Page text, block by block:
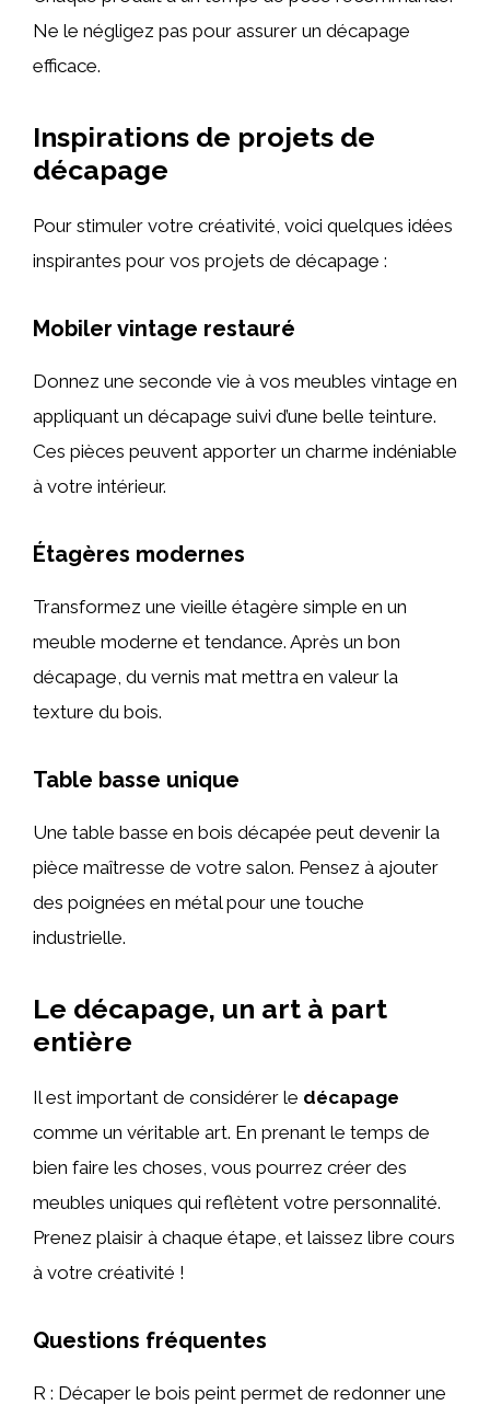
Ne le négligez pas pour assurer un décapage
efficace.
Inspirations de projets de
décapage
Pour stimuler votre créativité, voici quelques idées
inspirantes pour vos projets de décapage :
Mobiler vintage restauré
Donnez une seconde vie à vos meubles vintage en
appliquant un décapage suivi d’une belle teinture.
Ces pièces peuvent apporter un charme indéniable
à votre intérieur.
Étagères modernes
Transformez une vieille étagère simple en un
meuble moderne et tendance. Après un bon
décapage, du vernis mat mettra en valeur la
texture du bois.
Table basse unique
Une table basse en bois décapée peut devenir la
pièce maîtresse de votre salon. Pensez à ajouter
des poignées en métal pour une touche
industrielle.
Le décapage, un art à part
entière
Il est important de considérer le décapage
comme un véritable art. En prenant le temps de
bien faire les choses, vous pourrez créer des
meubles uniques qui reflètent votre personnalité.
Prenez plaisir à chaque étape, et laissez libre cours
à votre créativité !
Questions fréquentes
R : Décaper le bois peint permet de redonner une